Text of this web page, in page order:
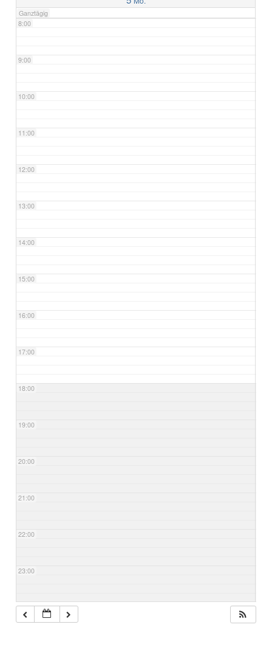
Ganztägig
8:00
9:00
10:00
11:00
12:00
13:00
14:00
15:00
16:00
17:00
18:00
19:00
20:00
21:00
22:00
23:00